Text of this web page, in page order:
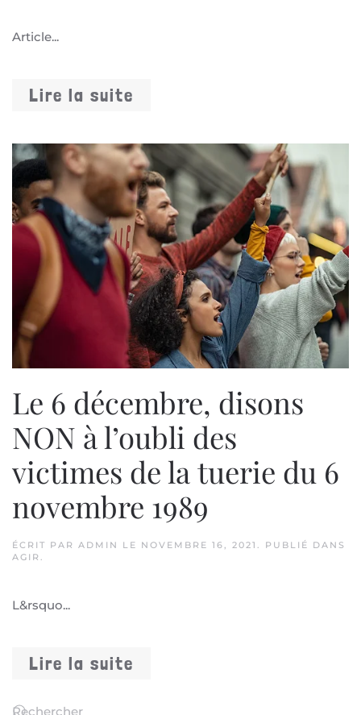
Article...
Lire la suite
Le 6 décembre, disons
NON à l’oubli des
victimes de la tuerie du 6
novembre 1989
ÉCRIT PAR ADMIN LE NOVEMBRE 16, 2021
. PUBLIÉ DANS
AGIR
L&rsquo...
Lire la suite